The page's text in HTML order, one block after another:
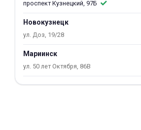
проспект Кузнецкий, 97Б
Новокузнецк
ул. Доз, 19/28
Мариинск
ул. 50 лет Октября, 86В
об оплате Плайтом
plait.ru